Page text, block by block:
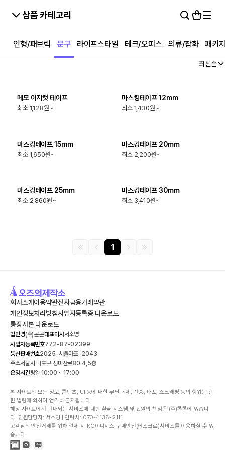
상품 카테고리
인형/패브릭 문구 라이프스타일 테크/오피스 의류/잡화 패키
최신순
메모 이지컷 테이프
최소 1,128원~
마스킹테이프 12mm
최소 1,430원~
마스킹테이프 15mm
최소 1,650원~
마스킹테이프 20mm
최소 2,200원~
마스킹테이프 25mm
최소 2,860원~
마스킹테이프 30mm
최소 3,410원~
1
법인명(주)콘콘대표이사서소영
사업자등록번호772-87-02399
통신판매번호2025-서울마포-2043
주소서울시 마포구 성미산로80 4,5층
운영시간평일 10:00 ~ 17:00
회사소개이용약관전자금융거래약관
개인정보처리방침사업자등록증 다운로드
통장사본 다운로드
본 사이트의 모든 정보, 콘텐츠, UI 등에 대한 무단 복제, 전송, 배포, 스크래핑 등의 행위는 관
련 법령에 의하여 엄격히 금지됩니다.
해당 사이트에서 판매되는 서비스에 대한 환불 시스템 및 민원의 책임은 (주)콘콘에 있습니
다. 민원담당자: 서소영 | 연락처: 070-4138-2111
고객님의 안전거래를 위해 결제 시 KG이니시스 구매안전(에스크로)서비스를 이용하실 수 있
습니다.